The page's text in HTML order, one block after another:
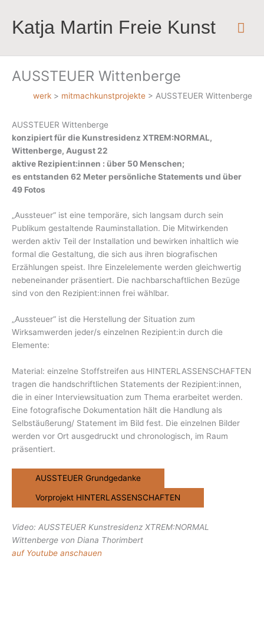
Inhalt
springen
Katja Martin Freie Kunst
AUSSTEUER Wittenberge
werk > mitmachkunstprojekte > AUSSTEUER Wittenberge
AUSSTEUER Wittenberge
konzipiert für die Kunstresidenz XTREM:NORMAL,
Wittenberge, August 22
aktive Rezipient:innen : über 50 Menschen;
es entstanden 62 Meter persönliche Statements und über
49 Fotos
„Aussteuer“ ist eine temporäre, sich langsam durch sein
Publikum gestaltende Rauminstallation. Die Mitwirkenden
werden aktiv Teil der Installation und bewirken inhaltlich wie
formal die Gestaltung, die sich aus ihren biografischen
Erzählungen speist. Ihre Einzelelemente werden gleichwertig
nebeneinander präsentiert. Die nachbarschaftlichen Bezüge
sind von den Rezipient:innen frei wählbar.
„Aussteuer“ ist die Herstellung der Situation zum
Wirksamwerden jeder/s einzelnen Rezipient:in durch die
Elemente:
Material: einzelne Stoffstreifen aus HINTERLASSENSCHAFTEN
tragen die handschriftlichen Statements der Rezipient:innen,
die in einer Interviewsituation zum Thema erarbeitet werden.
Eine fotografische Dokumentation hält die Handlung als
Selbstäußerung/ Statement im Bild fest. Die einzelnen Bilder
werden vor Ort ausgedruckt und chronologisch, im Raum
präsentiert.
AUSSTEUER Grundgedanke
Vorprojekt HINTERLASSENSCHAFTEN
Video: AUSSTEUER Kunstresidenz XTREM:NORMAL
Wittenberge von Diana Thorimbert
auf Youtube anschauen